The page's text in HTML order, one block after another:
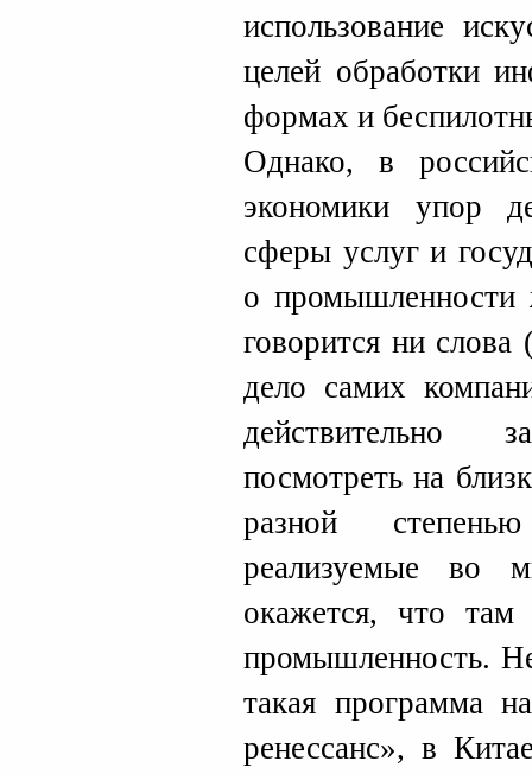
использование
целей обработки
формах и
Однако, в
экономики упор
сферы услуг и
о
говорится ни слова
дело самих
действительно
посмотреть на
разной
реализуемые во
окажется, что
промышленность.
такая программа
ренессанс», в